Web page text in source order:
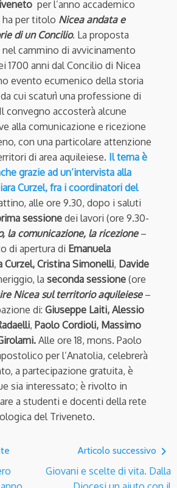
per l’anno accademico
per titolo Nicea andata e
di un Concilio. La proposta
cammino di avvicinamento
1700 anni dal Concilio di Nicea
evento ecumenico della storia
cui scaturì una professione di
convegno accosterà alcune
alla comunicazione e ricezione
con una particolare attenzione
di area aquileiese. Il tema è
grazie ad un’intervista alla
Curzel, fra i coordinatori del
alle ore 9.30, dopo i saluti
sessione dei lavori (ore 9.30-
la comunicazione, la ricezione–
di apertura di Emanuela
Curzel,Cristina Simonelli, Davide
la seconda sessione (ore
Nicea sul territorio aquileiese –
di: Giuseppe Laiti, Alessio
, Paolo Cordioli, Massimo
Alle ore 18, mons. Paolo
per l’Anatolia, celebrerà
a partecipazione gratuita, è
sia interessato; è rivolto in
a studenti e docenti della rete
del Triveneto.
Articolo successivo navigate_next
Giovani e scelte di vita. Dalla